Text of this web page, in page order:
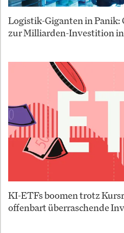
Logistik-Giganten in Panik:
zur Milliarden-Investition
KI-ETFs boomen trotz
offenbart überraschende